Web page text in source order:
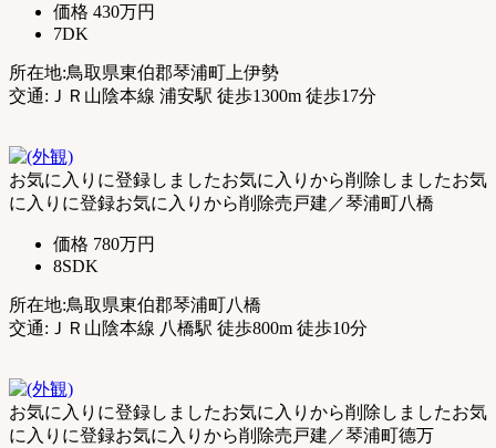
価格 430万円
7DK
所在地:鳥取県東伯郡琴浦町上伊勢
交通:ＪＲ山陰本線 浦安駅 徒歩1300m 徒歩17分
お気に入りに登録しましたお気に入りから削除しましたお気
に入りに登録お気に入りから削除売戸建／琴浦町八橋
価格 780万円
8SDK
所在地:鳥取県東伯郡琴浦町八橋
交通:ＪＲ山陰本線 八橋駅 徒歩800m 徒歩10分
お気に入りに登録しましたお気に入りから削除しましたお気
に入りに登録お気に入りから削除売戸建／琴浦町德万